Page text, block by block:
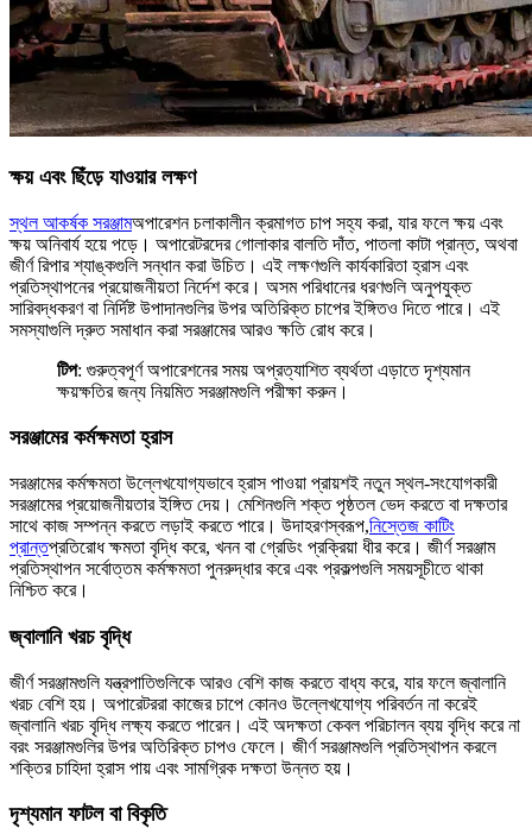
ক্ষয় এবং ছিঁড়ে যাওয়ার লক্ষণ
স্থল আকর্ষক সরঞ্জামঅপারেশন চলাকালীন ক্রমাগত চাপ সহ্য করা, যার ফলে ক্ষয় এবং
ক্ষয় অনিবার্য হয়ে পড়ে। অপারেটরদের গোলাকার বালতি দাঁত, পাতলা কাটা প্রান্ত, অথবা
জীর্ণ রিপার শ্যাঙ্কগুলি সন্ধান করা উচিত। এই লক্ষণগুলি কার্যকারিতা হ্রাস এবং
প্রতিস্থাপনের প্রয়োজনীয়তা নির্দেশ করে। অসম পরিধানের ধরণগুলি অনুপযুক্ত
সারিবদ্ধকরণ বা নির্দিষ্ট উপাদানগুলির উপর অতিরিক্ত চাপের ইঙ্গিতও দিতে পারে। এই
সমস্যাগুলি দ্রুত সমাধান করা সরঞ্জামের আরও ক্ষতি রোধ করে।
টিপ: গুরুত্বপূর্ণ অপারেশনের সময় অপ্রত্যাশিত ব্যর্থতা এড়াতে দৃশ্যমান
ক্ষয়ক্ষতির জন্য নিয়মিত সরঞ্জামগুলি পরীক্ষা করুন।
সরঞ্জামের কর্মক্ষমতা হ্রাস
সরঞ্জামের কর্মক্ষমতা উল্লেখযোগ্যভাবে হ্রাস পাওয়া প্রায়শই নতুন স্থল-সংযোগকারী
সরঞ্জামের প্রয়োজনীয়তার ইঙ্গিত দেয়। মেশিনগুলি শক্ত পৃষ্ঠতল ভেদ করতে বা দক্ষতার
সাথে কাজ সম্পন্ন করতে লড়াই করতে পারে। উদাহরণস্বরূপ,নিস্তেজ কাটিং
প্রান্তপ্রতিরোধ ক্ষমতা বৃদ্ধি করে, খনন বা গ্রেডিং প্রক্রিয়া ধীর করে। জীর্ণ সরঞ্জাম
প্রতিস্থাপন সর্বোত্তম কর্মক্ষমতা পুনরুদ্ধার করে এবং প্রকল্পগুলি সময়সূচীতে থাকা
নিশ্চিত করে।
জ্বালানি খরচ বৃদ্ধি
জীর্ণ সরঞ্জামগুলি যন্ত্রপাতিগুলিকে আরও বেশি কাজ করতে বাধ্য করে, যার ফলে জ্বালানি
খরচ বেশি হয়। অপারেটররা কাজের চাপে কোনও উল্লেখযোগ্য পরিবর্তন না করেই
জ্বালানি খরচ বৃদ্ধি লক্ষ্য করতে পারেন। এই অদক্ষতা কেবল পরিচালন ব্যয় বৃদ্ধি করে না
বরং সরঞ্জামগুলির উপর অতিরিক্ত চাপও ফেলে। জীর্ণ সরঞ্জামগুলি প্রতিস্থাপন করলে
শক্তির চাহিদা হ্রাস পায় এবং সামগ্রিক দক্ষতা উন্নত হয়।
দৃশ্যমান ফাটল বা বিকৃতি